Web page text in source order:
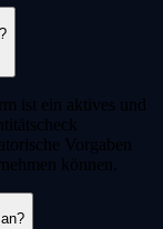
ist ein aktives und
Vorgaben
können.